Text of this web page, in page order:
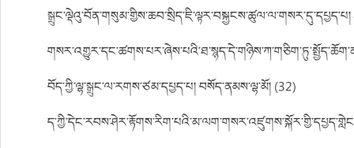
བོད་ཀྱི་ལྷ་སྒྲུང་ལ་རགས་ཙམ་དཔྱད་པ། བསོད་ནམས་ལྷ་མོ། (32)